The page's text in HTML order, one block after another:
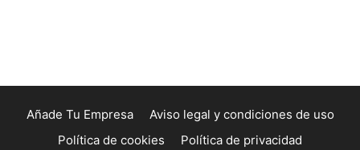
Añade Tu Empresa
Aviso legal y condiciones de uso
Política de cookies
Política de privacidad